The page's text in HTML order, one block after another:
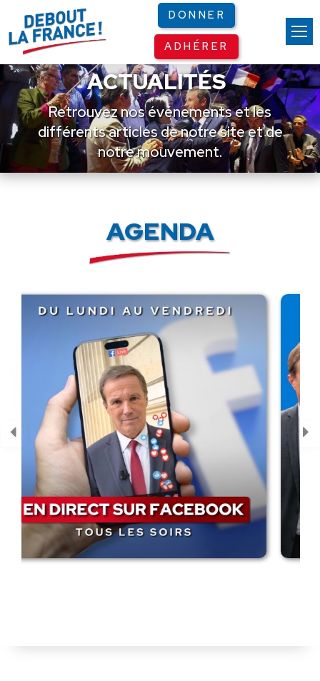
DONNER
ADHÉRER
ACTUALITÉS
Retrouvez nos événements et les
différents articles de notre site et de
notre mouvement.
AGENDA
Panneau de gestion des cookies